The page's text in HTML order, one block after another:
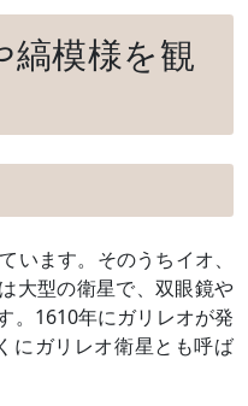
縞模様を観
います。そのうちイオ、
大型の衛星で、双眼鏡や
。1610年にガリレオが発
にガリレオ衛星とも呼ば